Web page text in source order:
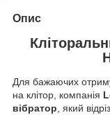
Опис
Для бажаючих
на клітор, компанія
вібратор, який